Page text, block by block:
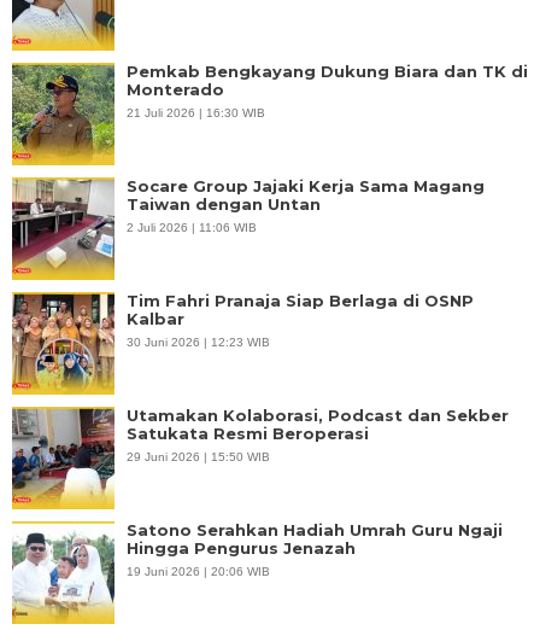
Pemkab Bengkayang Dukung Biara dan TK di
Monterado
21 Juli 2026 | 16:30 WIB
Socare Group Jajaki Kerja Sama Magang
Taiwan dengan Untan
2 Juli 2026 | 11:06 WIB
Tim Fahri Pranaja Siap Berlaga di OSNP
Kalbar
30 Juni 2026 | 12:23 WIB
Utamakan Kolaborasi, Podcast dan Sekber
Satukata Resmi Beroperasi
29 Juni 2026 | 15:50 WIB
Satono Serahkan Hadiah Umrah Guru Ngaji
Hingga Pengurus Jenazah
19 Juni 2026 | 20:06 WIB